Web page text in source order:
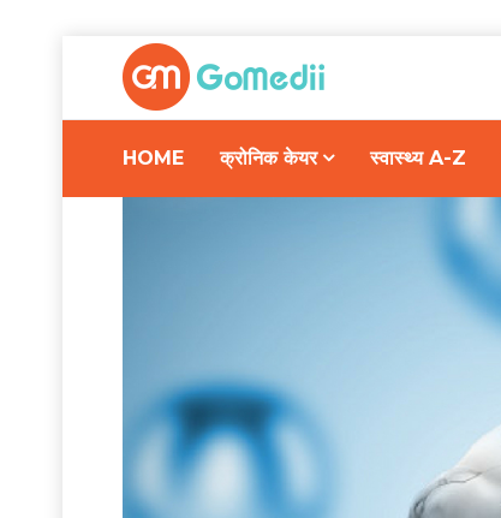
HOME क्रोनिक केयर स्वास्थ्य A-Z